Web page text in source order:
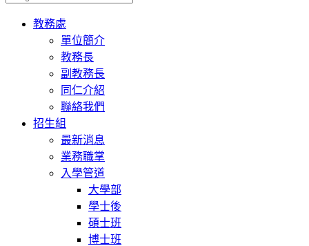
Toggle
navigation
教務處
單位簡介
教務長
副教務長
同仁介紹
聯絡我們
招生組
最新消息
業務職掌
入學管道
大學部
學士後
碩士班
博士班